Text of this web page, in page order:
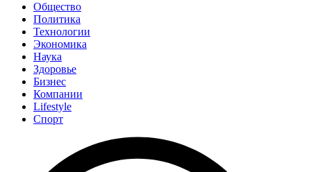
Общество
Политика
Технологии
Экономика
Наука
Здоровье
Бизнес
Компании
Lifestyle
Спорт